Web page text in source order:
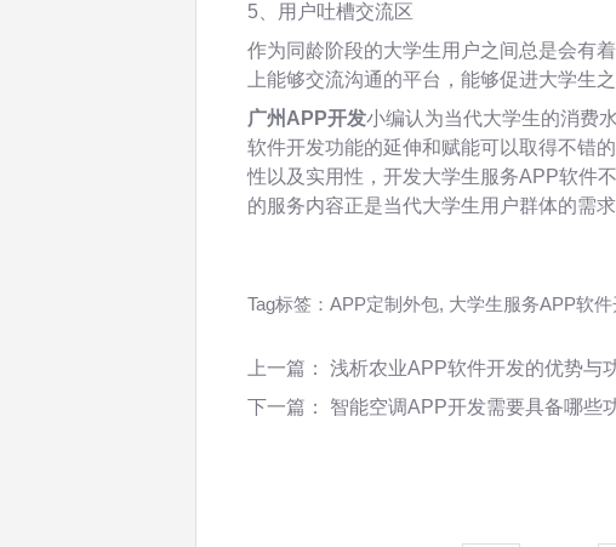
5、用户吐槽交流区
作为同龄阶段的大学生用户之间总是会有
上能够交流沟通的平台，能够促进大学生
广州APP开发小编认为当代大学生的消费
软件开发功能的延伸和赋能可以取得不错
性以及实用性，开发大学生服务APP软件
的服务内容正是当代大学生用户群体的需求
Tag标签： APP定制外包, 大学生服务APP软
上一篇： 浅析农业APP软件开发的优势与
下一篇： 智能空调APP开发需要具备哪些